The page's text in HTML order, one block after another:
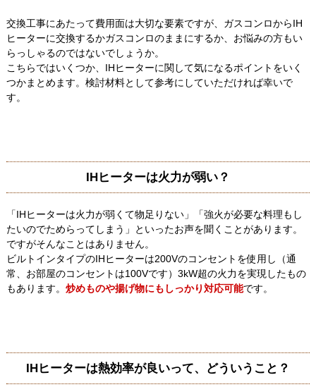
交換工事にあたって費用面は大切な要素ですが、ガスコンロからIH
ヒーターに交換するかガスコンロのままにするか、お悩みの方もい
らっしゃるのではないでしょうか。
こちらではいくつか、IHヒーターに関して気になるポイントをいく
つかまとめます。検討材料として参考にしていただければ幸いで
す。
IHヒーターは火力が弱い？
「IHヒーターは火力が弱くて物足りない」「強火が必要な料理もし
たいのでためらってしまう」といったお声を聞くことがあります。
ですがそんなことはありません。
ビルトインタイプのIHヒーターは200Vのコンセントを使用し（通
常、お部屋のコンセントは100Vです）3kW超の火力を実現したもの
もあります。 炒めものや揚げ物にもしっかり対応可能です。
IHヒーターは熱効率が良いって、どういうこと？